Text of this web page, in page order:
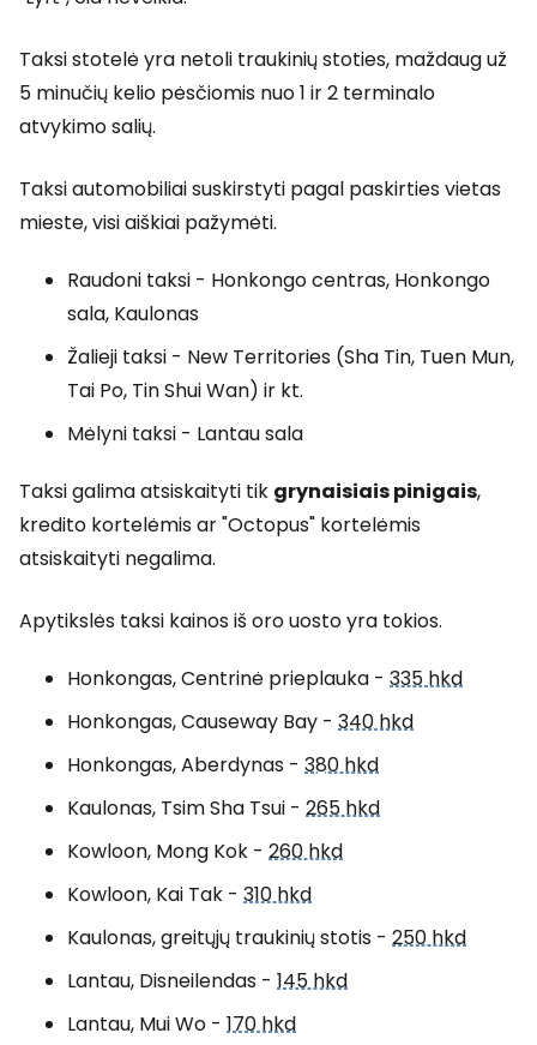
Taksi stotelė yra netoli traukinių stoties, maždaug už
5 minučių kelio pėsčiomis nuo 1 ir 2 terminalo
atvykimo salių.
Taksi automobiliai suskirstyti pagal paskirties vietas
mieste, visi aiškiai pažymėti.
Raudoni taksi - Honkongo centras, Honkongo
sala, Kaulonas
Žalieji taksi - New Territories (Sha Tin, Tuen Mun,
Tai Po, Tin Shui Wan) ir kt.
Mėlyni taksi - Lantau sala
Taksi galima atsiskaityti tik grynaisiais pinigais,
kredito kortelėmis ar "Octopus" kortelėmis
atsiskaityti negalima.
Apytikslės taksi kainos iš oro uosto yra tokios.
Honkongas, Centrinė prieplauka - 335 hkd
Honkongas, Causeway Bay - 340 hkd
Honkongas, Aberdynas - 380 hkd
Kaulonas, Tsim Sha Tsui - 265 hkd
Kowloon, Mong Kok - 260 hkd
Kowloon, Kai Tak - 310 hkd
Kaulonas, greitųjų traukinių stotis - 250 hkd
Lantau, Disneilendas - 145 hkd
Lantau, Mui Wo - 170 hkd